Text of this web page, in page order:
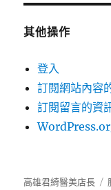
其他操作
登入
訂閱網站內容
訂閱留言的資
高雄君綺醫美店長